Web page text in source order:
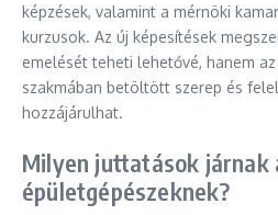
képzések, valamint a mérnöki
kurzusok. Az új képesítések
emelését teheti lehetővé, hanem
szakmában betöltött szerep és
hozzájárulhat.
Milyen juttatások járnak
épületgépészeknek?